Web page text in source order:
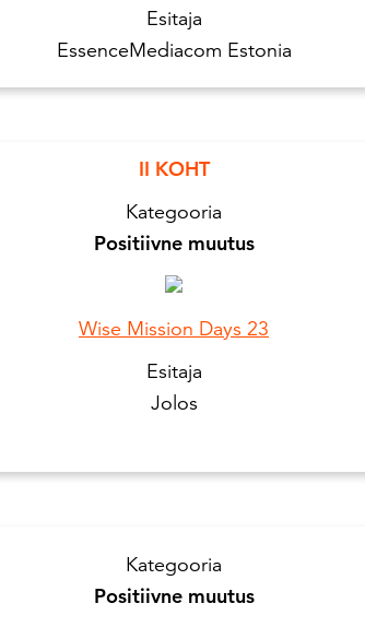
Esitaja
EssenceMediacom Estonia
II KOHT
Kategooria
Positiivne muutus
Wise Mission Days 23
Esitaja
Jolos
Kategooria
Positiivne muutus